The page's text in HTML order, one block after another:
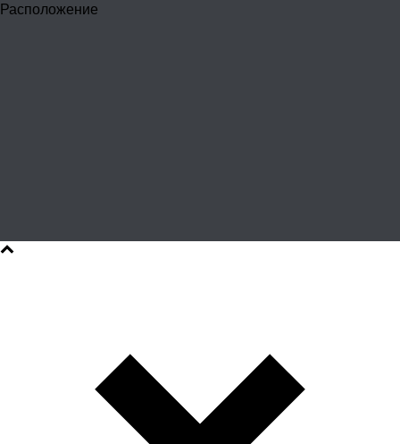
Расположение